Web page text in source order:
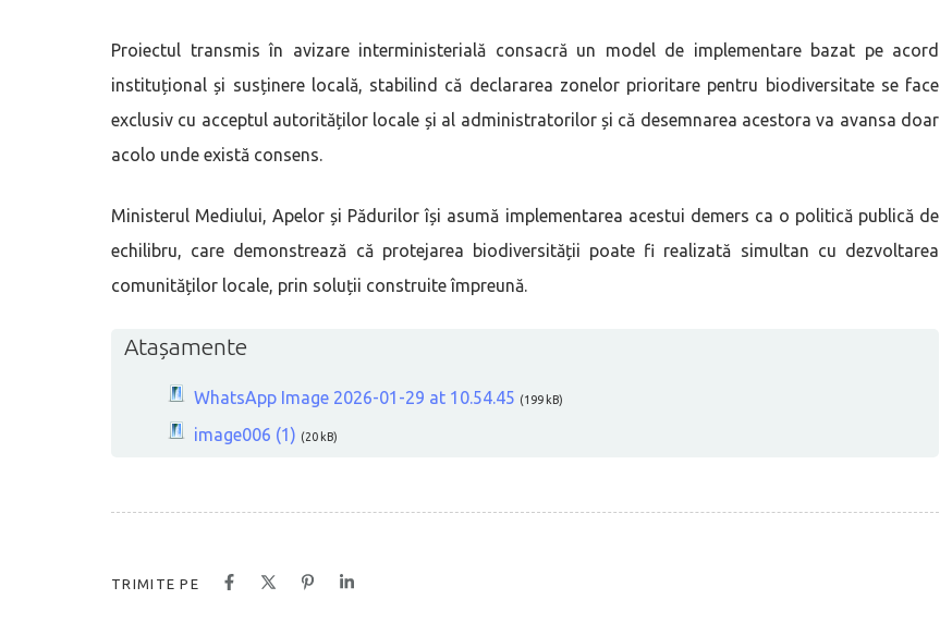
Proiectul transmis în avizare interministerială consacră un model de implementare bazat pe acord
instituțional și susținere locală, stabilind că declararea zonelor prioritare pentru biodiversitate se face
exclusiv cu acceptul autorităților locale și al administratorilor și că desemnarea acestora va avansa doar
acolo unde există consens.
Ministerul Mediului, Apelor și Pădurilor își asumă implementarea acestui demers ca o politică publică de
echilibru, care demonstrează că protejarea biodiversității poate fi realizată simultan cu dezvoltarea
comunităților locale, prin soluții construite împreună.
Atașamente
WhatsApp Image 2026-01-29 at 10.54.45 (199 kB)
image006 (1) (20 kB)
TRIMITE PE